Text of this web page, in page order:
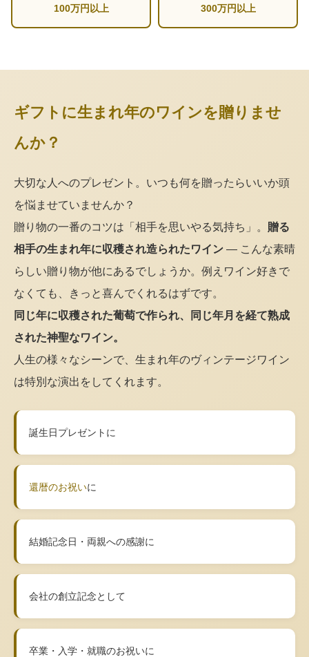
100万円以上 300万円以上
ギフトに生まれ年のワインを贈りませ
んか？
大切な人へのプレゼント。いつも何を贈ったらいいか頭
を悩ませていませんか？
贈り物の一番のコツは「相手を思いやる気持ち」。 贈る
相手の生まれ年に収穫され造られたワイン — こんな素晴
らしい贈り物が他にあるでしょうか。例えワイン好きで
なくても、きっと喜んでくれるはずです。
同じ年に収穫された葡萄で作られ、同じ年月を経て熟成
された神聖なワイン。
人生の様々なシーンで、生まれ年のヴィンテージワイン
は特別な演出をしてくれます。
誕生日プレゼントに
還暦のお祝いに
結婚記念日・両親への感謝に
会社の創立記念として
卒業・入学・就職のお祝いに